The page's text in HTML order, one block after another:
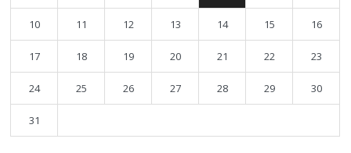
10 11 12 13 14 15 16
17 18 19 20 21 22 23
24 25 26 27 28 29 30
31